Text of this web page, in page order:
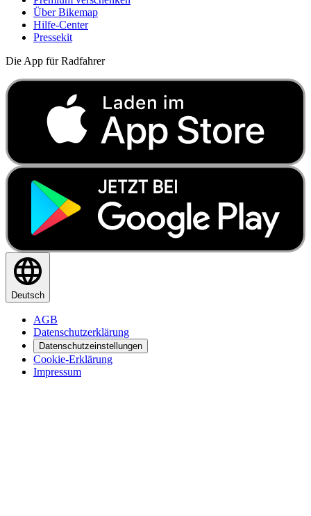
Über Bikemap
Hilfe-Center
Pressekit
Die App für Radfahrer
Deutsch
AGB
Datenschutzerklärung
Datenschutzeinstellungen
Cookie-Erklärung
Impressum